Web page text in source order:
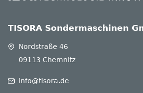
TISORA Sondermaschinen
Nordstraße 46
09113 Chemnitz
info@tisora.de